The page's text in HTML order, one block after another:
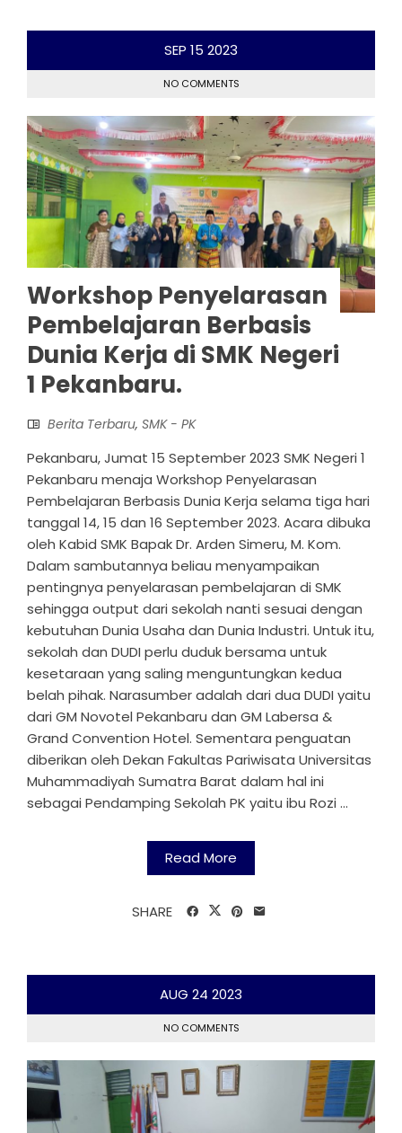
SEP 15 2023
NO COMMENTS
Workshop Penyelarasan
Pembelajaran Berbasis
Dunia Kerja di SMK Negeri
1 Pekanbaru.
Berita Terbaru, SMK - PK
Pekanbaru, Jumat 15 September 2023 SMK Negeri 1
Pekanbaru menaja Workshop Penyelarasan
Pembelajaran Berbasis Dunia Kerja selama tiga hari
tanggal 14, 15 dan 16 September 2023. Acara dibuka
oleh Kabid SMK Bapak Dr. Arden Simeru, M. Kom.
Dalam sambutannya beliau menyampaikan
pentingnya penyelarasan pembelajaran di SMK
sehingga output dari sekolah nanti sesuai dengan
kebutuhan Dunia Usaha dan Dunia Industri. Untuk itu,
sekolah dan DUDI perlu duduk bersama untuk
kesetaraan yang saling menguntungkan kedua
belah pihak. Narasumber adalah dari dua DUDI yaitu
dari GM Novotel Pekanbaru dan GM Labersa &
Grand Convention Hotel. Sementara penguatan
diberikan oleh Dekan Fakultas Pariwisata Universitas
Muhammadiyah Sumatra Barat dalam hal ini
sebagai Pendamping Sekolah PK yaitu ibu Rozi ...
Read More
SHARE
AUG 24 2023
NO COMMENTS